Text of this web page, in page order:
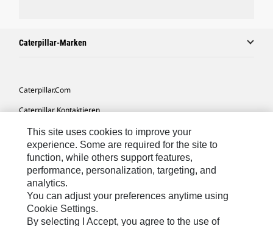
Caterpillar-Marken
Caterpillar.com
Caterpillar Kontaktieren
Meine Marketing-Präferenzen
Seitenübersicht
Cookie Settings
Rechtliche Hinweise
Datenschutz
This site uses cookies to improve your
experience. Some are required for the site to
function, while others support features,
performance, personalization, targeting, and
analytics.
You can adjust your preferences anytime using
Cookie Settings.
By selecting I Accept, you agree to the use of